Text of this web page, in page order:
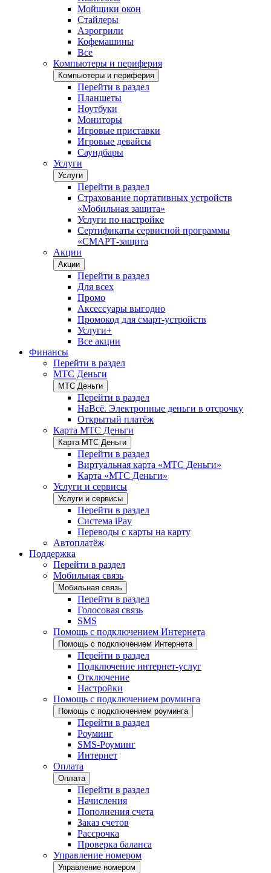
Мойщики окон
Стайлеры
Аэрогрили
Кофемашины
Все
Компьютеры и периферия
Компьютеры и периферия
Перейти в раздел
Планшеты
Ноутбуки
Мониторы
Игровые приставки
Игровые девайсы
Саундбары
Услуги
Услуги
Перейти в раздел
Страхование портативных устройств
«Мобильная защита»
Услуги по настройке
Сертификаты сервисной программы
«СМАРТ-защита
Акции
Акции
Перейти в раздел
Для всех
Промо
Аксессуары выгодно
Промокод для смарт-устройств
Услуги+
Все акции
Финансы
Перейти в раздел
МТС Деньги
МТС Деньги
Перейти в раздел
НаВсё. Электронные деньги в отсрочку
Открытый платёж
Карта МТС Деньги
Карта МТС Деньги
Перейти в раздел
Виртуальная карта «МТС Деньги»
Карта «МТС Деньги»
Услуги и сервисы
Услуги и сервисы
Перейти в раздел
Система iPay
Переводы с карты на карту
Автоплатёж
Поддержка
Перейти в раздел
Мобильная связь
Мобильная связь
Перейти в раздел
Голосовая связь
SMS
Помощь с подключением Интернета
Помощь с подключением Интернета
Перейти в раздел
Подключение интернет-услуг
Отключение
Настройки
Помощь с подключением роуминга
Помощь с подключением роуминга
Перейти в раздел
Роуминг
SMS-Роуминг
Интернет
Оплата
Оплата
Перейти в раздел
Начисления
Пополнения счета
Заказ счетов
Рассрочка
Проверка баланса
Управление номером
Управление номером